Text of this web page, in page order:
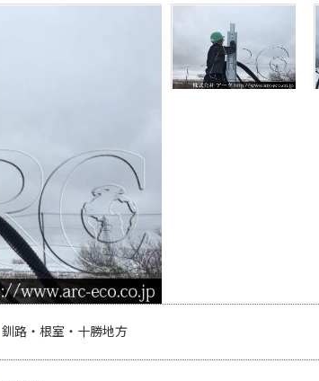
釧路・根室・十勝地方